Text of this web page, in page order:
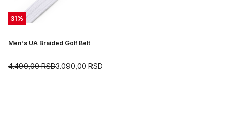
31%
Men's UA Braided Golf Belt
3.090,00 RSD
4.490,00RSD